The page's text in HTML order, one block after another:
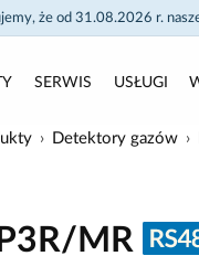
że od 31.08.2026 r.
SERWIS USŁUGI
Detektory gazów
MR